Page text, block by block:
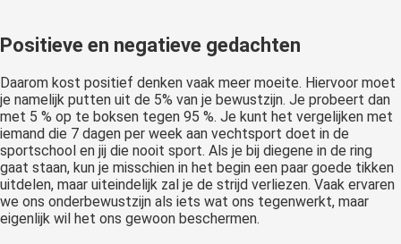
Positieve en negatieve gedachten
Daarom kost positief denken vaak meer moeite. Hiervoor moet
je namelijk putten uit de 5% van je bewustzijn. Je probeert dan
met 5 % op te boksen tegen 95 %. Je kunt het vergelijken met
iemand die 7 dagen per week aan vechtsport doet in de
sportschool en jij die nooit sport. Als je bij diegene in de ring
gaat staan, kun je misschien in het begin een paar goede tikken
uitdelen, maar uiteindelijk zal je de strijd verliezen. Vaak ervaren
we ons onderbewustzijn als iets wat ons tegenwerkt, maar
eigenlijk wil het ons gewoon beschermen.